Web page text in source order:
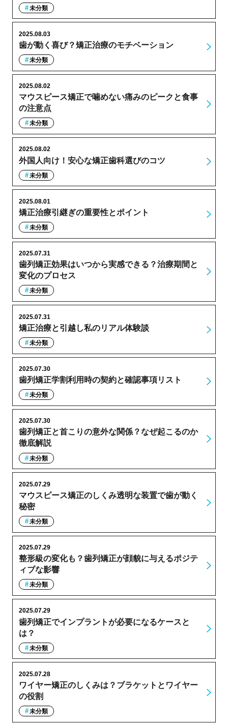
未分類
歯が動く喜び？矯正治療のモチベーション
2025.08.03
未分類
マウスピース矯正で噛めない痛みのピークと食事
の注意点
2025.08.02
未分類
外国人向け！安心な矯正歯科選びのコツ
2025.08.02
未分類
矯正治療引継ぎの重要性とポイント
2025.08.01
未分類
歯列矯正効果はいつから実感できる？治療期間と
変化のプロセス
2025.07.31
未分類
矯正治療と引越し私のリアル体験談
2025.07.31
未分類
歯列矯正学割利用時の契約と確認事項リスト
2025.07.30
未分類
歯列矯正と首こりの意外な関係？なぜ起こるのか
徹底解説
2025.07.30
未分類
マウスピース矯正のしくみ透明な装置で歯が動く
秘密
2025.07.29
未分類
整形級の変化も？歯列矯正が顔貌に与えるポジテ
ィブな影響
2025.07.29
未分類
歯列矯正でインプラントが必要になるケースと
は？
2025.07.29
未分類
ワイヤー矯正のしくみは？ブラケットとワイヤー
の役割
2025.07.28
未分類